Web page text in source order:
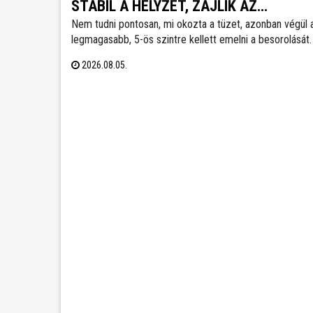
STABIL A HELYZET, ZAJLIK AZ
UTÓMUNKA
Nem tudni pontosan, mi okozta a tüzet, azonban végül
legmagasabb, 5-ös szintre kellett emelni a
kockázatott jelentett - tájékoztatott közösségi oldalán
2026.08.05.